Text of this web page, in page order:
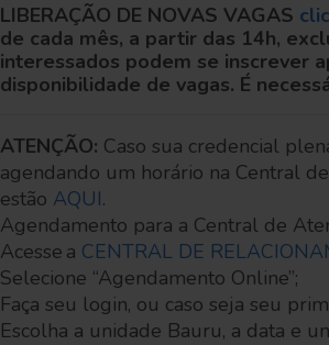
LIBERAÇÃO DE NOVAS VAGAS
de cada mês, a partir das 14h,
interessados podem se inscrever
disponibilidade de vagas. É
ATENÇÃO: Caso sua credencial
agendando um horário na Central
estão AQUI.
Agendamento para a Central de
Acesse a CENTRAL DE
Selecione “Agendamento Online”;
Faça seu login, ou caso seja seu
Escolha a unidade Bauru, a data e